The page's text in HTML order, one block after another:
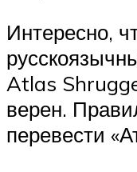
Интересно,
Atlas
верен.
перевести